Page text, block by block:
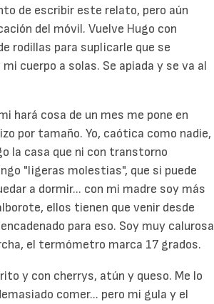
de escribir este relato, pero aún
del móvil. Vuelve Hugo con
rodillas para suplicarle que se
cuerpo a solas. Se apiada y se va al
hará cosa de un mes me pone en
por tamaño. Yo, caótica como nadie,
la casa que ni con transtorno
"ligeras molestias", que si puede
a dormir... con mi madre soy más
ellos tienen que venir desde
para eso. Soy muy calurosa
el termómetro marca 17 grados.
y con cherrys, atún y queso. Me lo
comer... pero mi gula y el